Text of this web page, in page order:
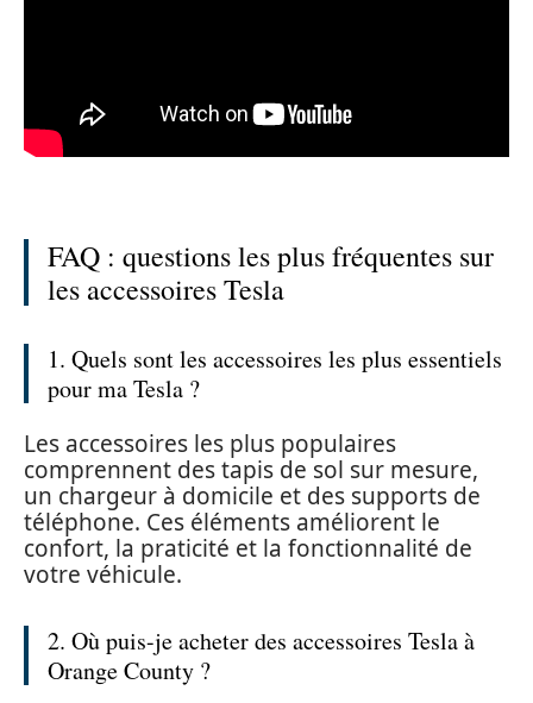
FAQ : questions les plus fréquentes sur
les accessoires Tesla
1. Quels sont les accessoires les plus essentiels
pour ma Tesla ?
Les accessoires les plus populaires
comprennent des tapis de sol sur mesure,
un chargeur à domicile et des supports de
téléphone. Ces éléments améliorent le
confort, la praticité et la fonctionnalité de
votre véhicule.
2. Où puis-je acheter des accessoires Tesla à
Orange County ?